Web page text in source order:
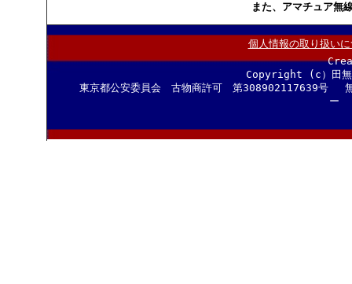
また、アマチュア無
個人情報の取り扱い
Copyright (c）田
東京都公安委員会 古物商許可 第308902117639号